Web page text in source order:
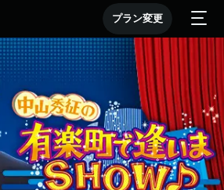
プラン変更